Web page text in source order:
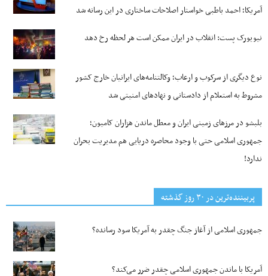
آمریکا؛ احمد باطبی خواستار اصلاحات ساختاری در این رسانه شد
نیویورک پست: انقلاب در ایران ممکن است هر لحظه رخ دهد
نوع دیگری از سرکوب و ارعاب؛ وکالتنامه‌های ایرانیان خارج کشور
مشروط به استعلام از دادستانی و نهادهای امنیتی شد
بلبشو در مرزهای زمینی ایران و معطل ماندن هزاران کامیون؛
جمهوری اسلامی حتی با وجود محاصره دریایی هم مدیریت بحران
ندارد!
پربیننده‌ترین‌ در ۳۰ روز گذشته
جمهوری اسلامی از آغاز جنگ چقدر به آمریکا سود رسانده؟
آمریکا با ماندن جمهوری اسلامی چقدر ضرر می‌کند؟